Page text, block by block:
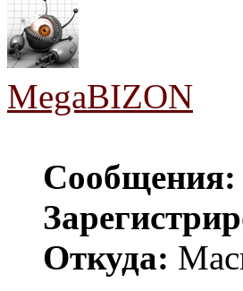
MegaBIZON
Сообщения:
Откуда: